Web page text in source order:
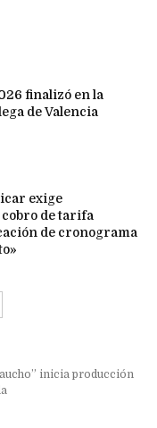
finalizó en la
de Valencia
exige
cobro de tarifa
de cronograma